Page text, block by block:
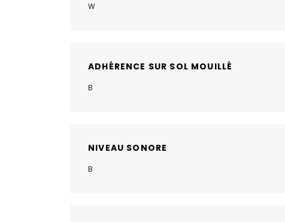
W
ADHÉRENCE SUR SOL MOUILLÉ
B
NIVEAU SONORE
B